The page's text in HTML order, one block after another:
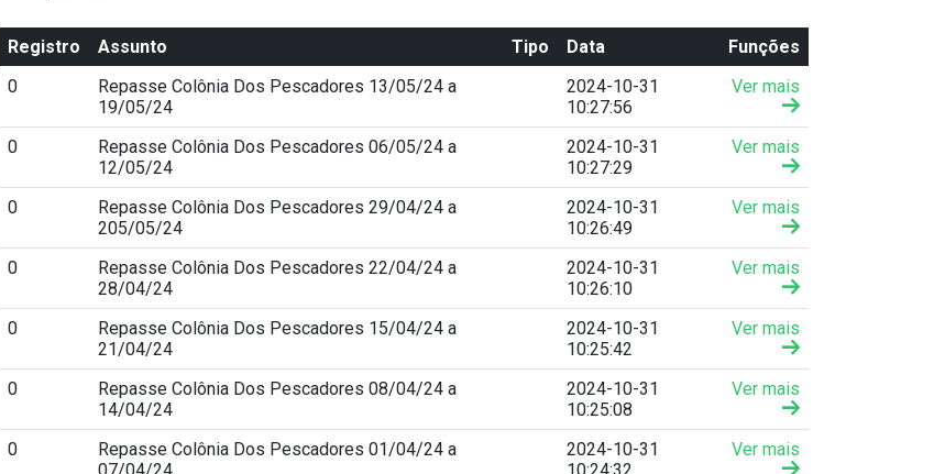
Registro Assunto Tipo Data
Funções
0
Repasse Colônia Dos Pescadores 13/05/24 a
19/05/24
2024-10-31
10:27:56
Ver mais
0
Repasse Colônia Dos Pescadores 06/05/24 a
12/05/24
2024-10-31
10:27:29
Ver mais
0
Repasse Colônia Dos Pescadores 29/04/24 a
205/05/24
2024-10-31
10:26:49
Ver mais
0
Repasse Colônia Dos Pescadores 22/04/24 a
28/04/24
2024-10-31
10:26:10
Ver mais
0
Repasse Colônia Dos Pescadores 15/04/24 a
21/04/24
2024-10-31
10:25:42
Ver mais
0
Repasse Colônia Dos Pescadores 08/04/24 a
14/04/24
2024-10-31
10:25:08
Ver mais
0
Repasse Colônia Dos Pescadores 01/04/24 a
2024-10-31
Ver mais